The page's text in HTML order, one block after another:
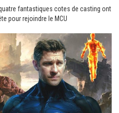
quatre fantastiques cotes de casting ont
pour rejoindre le MCU